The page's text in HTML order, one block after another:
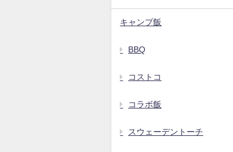
キャンプ飯
BBQ
コストコ
コラボ飯
スウェーデントーチ